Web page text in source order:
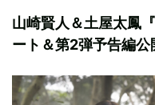
山崎賢人＆土屋太鳳
ート＆第2弾予告編公